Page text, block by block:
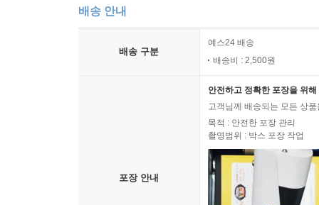
배송 안내
배송 구분
예스24 배송
배송비 : 2,500원
포장 안내
안전하고 정확한 포장을 위
고객님께 배송되는 모든 상
목적 : 안전한 포장 관리
촬영범위 : 박스 포장 작업